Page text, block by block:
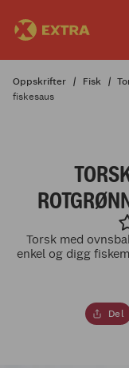
Oppskrifter Fisk
fiskesaus
Torsk med
enkel og digg
Del